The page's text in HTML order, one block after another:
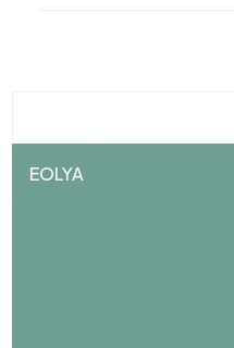
EOLYA